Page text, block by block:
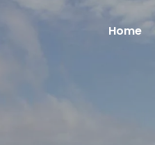
Home